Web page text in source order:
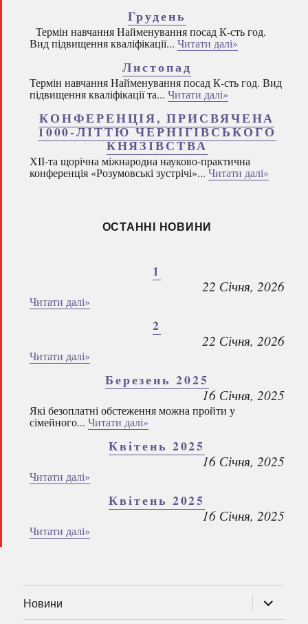
Грудень
Термін навчання Найменування посад К-сть год.
Вид підвищення кваліфікації... Читати далі»
Листопад
Термін навчання Найменування посад К-сть год. Вид
підвищення кваліфікації та... Читати далі»
КОНФЕРЕНЦІЯ, ПРИСВЯЧЕНА
1000-ЛІТТЮ ЧЕРНІГІВСЬКОГО
КНЯЗІВСТВА
ХІІ-та щорічна міжнародна науково-практична
конференція «Розумовські зустрічі»... Читати далі»
ОСТАННІ НОВИНИ
1
22 Січня, 2026
Читати далі»
2
22 Січня, 2026
Читати далі»
Березень 2025
16 Січня, 2025
Які безоплатні обстеження можна пройти у
сімейного... Читати далі»
Квітень 2025
16 Січня, 2025
Читати далі»
Квітень 2025
16 Січня, 2025
Читати далі»
Новини
підменю